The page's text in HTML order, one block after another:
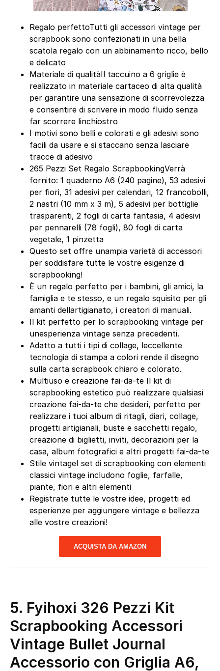
Regalo perfettoTutti gli accessori vintage per
scrapbook sono confezionati in una bella
scatola regalo con un abbinamento ricco, bello
e delicato
Materiale di qualitàIl taccuino a 6 griglie è
realizzato in materiale cartaceo di alta qualità
per garantire una sensazione di scorrevolezza
e consentire di scrivere in modo fluido senza
far scorrere linchiostro
I motivi sono belli e colorati e gli adesivi sono
facili da usare e si staccano senza lasciare
tracce di adesivo
265 Pezzi Set Regalo ScrapbookingVerrà
fornito: 1 quaderno A6 (240 pagine), 53 adesivi
per fiori, 31 adesivi per calendari, 12 francobolli,
2 nastri (10 mm x 3 m), 5 adesivi per bottiglie
trasparenti, 2 fogli di carta fantasia, 4 adesivi
per pennarelli (78 fogli), 80 fogli di carta
vegetale, 1 pinzetta
Questo set offre unampia varietà di accessori
per soddisfare tutte le vostre esigenze di
scrapbooking!
È un regalo perfetto per i bambini, gli amici, la
famiglia e te stesso, e un regalo squisito per gli
amanti dellartigianato, i creatori di manuali.
Il kit perfetto per lo scrapbooking vintage per
unesperienza vintage senza precedenti.
Adatto a tutti i tipi di collage, leccellente
tecnologia di stampa a colori rende il disegno
sulla carta scrapbook chiaro e colorato.
Multiuso e creazione fai-da-te Il kit di
scrapbooking estetico può realizzare qualsiasi
creazione fai-da-te che desideri, perfetto per
realizzare i tuoi album di ritagli, diari, collage,
progetti artigianali, buste e sacchetti regalo,
creazione di biglietti, inviti, decorazioni per la
casa, album fotografici e altri progetti fai-da-te
Stile vintageI set di scrapbooking con elementi
classici vintage includono foglie, farfalle,
piante, fiori e altri elementi
Registrate tutte le vostre idee, progetti ed
esperienze per aggiungere vintage e bellezza
alle vostre creazioni!
ACQUISTA DA AMAZON
5. Fyihoxi 326 Pezzi Kit
Scrapbooking Accessori
Vintage Bullet Journal
Accessorio con Griglia A6,